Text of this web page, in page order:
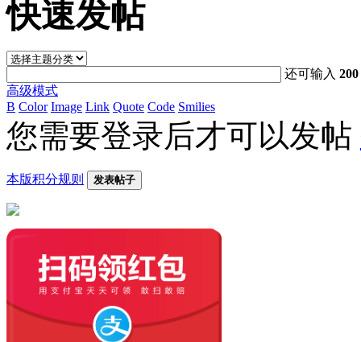
快速发帖
还可输入200
高级模式
B Color Image Link Quote Code Smilies
您需要登录后才可以发帖
本版积分规则 发表帖子